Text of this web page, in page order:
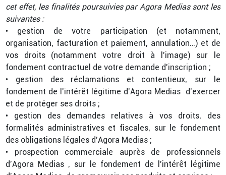
cet effet, les finalités poursuivies par Agora Medias sont les
suivantes :
• gestion de votre participation (et notamment,
organisation, facturation et paiement, annulation…) et de
vos droits (notamment votre droit à l’image) sur le
fondement contractuel de votre demande d’inscription ;
• gestion des réclamations et contentieux, sur le
fondement de l’intérêt légitime d’Agora Medias d’exercer
et de protéger ses droits ;
• gestion des demandes relatives à vos droits, des
formalités administratives et fiscales, sur le fondement
des obligations légales d’Agora Medias ;
• prospection commerciale auprès de professionnels
d’Agora Medias , sur le fondement de l’intérêt légitime